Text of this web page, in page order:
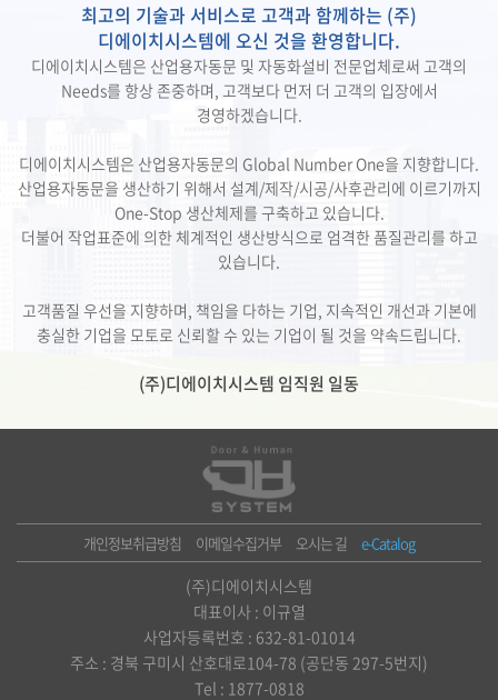
최고의 기술과 서비스로 고객과 함께하는 (주)
디에이치시스템에 오신 것을 환영합니다.
디에이치시스템은 산업용자동문 및 자동화설비 전문업체로써 고객의
Needs를 항상 존중하며, 고객보다 먼저 더 고객의 입장에서
경영하겠습니다.
디에이치시스템은 산업용자동문의 Global Number One을 지향합니다.
산업용자동문을 생산하기 위해서 설계/제작/시공/사후관리에 이르기까지
One-Stop 생산체제를 구축하고 있습니다.
더불어 작업표준에 의한 체계적인 생산방식으로 엄격한 품질관리를 하고
있습니다.
고객품질 우선을 지향하며, 책임을 다하는 기업, 지속적인 개선과 기본에
충실한 기업을 모토로 신뢰할 수 있는 기업이 될 것을 약속드립니다.
(주)디에이치시스템 임직원 일동
개인정보취급방침 이메일수집거부 오시는 길 e-Catalog
(주)디에이치시스템
대표이사 : 이규열
사업자등록번호 : 632-81-01014
주소 : 경북 구미시 산호대로104-78 (공단동 297-5번지)
Tel : 1877-0818